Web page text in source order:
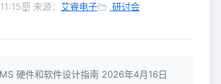
来源： 艾睿电子
研讨会
硬件和软件设计指南 2026年4月16日